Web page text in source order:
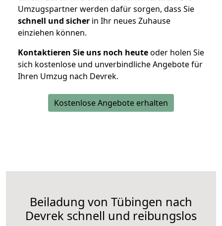
Umzugspartner werden dafür sorgen, dass Sie
schnell und sicher in Ihr neues Zuhause
einziehen können.
Kontaktieren Sie uns noch heuteoder holen Sie
sich kostenlose und unverbindliche Angebote für
Ihren Umzug nach Devrek.
Kostenlose Angebote erhalten
Beiladung von Tübingen nach
Devrek schnell und reibungslos